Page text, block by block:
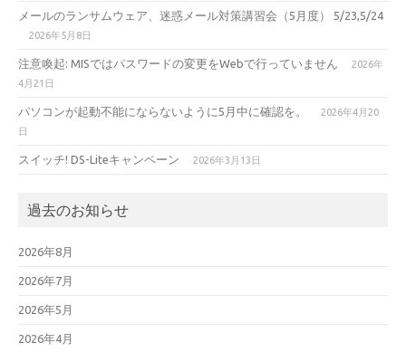
メールのランサムウェア、迷惑メール対策講習会（5月度） 5/23,5/24
2026年5月8日
注意喚起: MISではパスワードの変更をWebで行っていません
2026年
4月21日
パソコンが起動不能にならないように5月中に確認を。
2026年4月20
日
スイッチ! DS-Liteキャンペーン 2026年3月13日
過去のお知らせ
2026年8月
2026年7月
2026年5月
2026年4月